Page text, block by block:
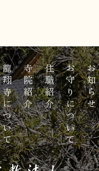
お知らせ
お守りについて
住職紹介
寺院紹介
龍翔寺について